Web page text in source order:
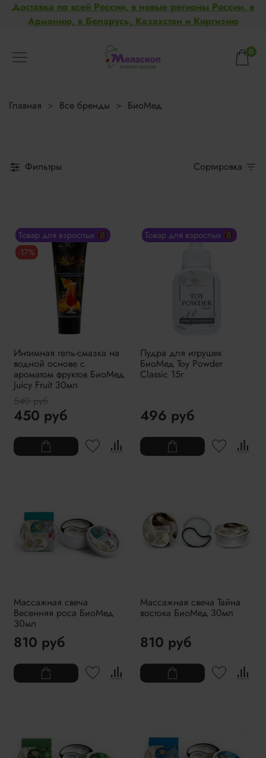
Доставка по всей России, в новые регионы России, в
Армению, в Беларусь, Казахстан и Киргизию
0
Главная Все бренды БиоМед
Фильтры Сортировка
Товар для взрослых 🔞
-17%
Интимная гель-смазка на
водной основе с
ароматом фруктов БиоМед
Juicy Fruit 30мл
540 руб
450 руб
Товар для взрослых 🔞
Пудра для игрушек
БиоМед Toy Powder
Classic 15г
496 руб
Массажная свеча
Весенняя роса БиоМед
30мл
810 руб
Массажная свеча Тайна
востока БиоМед 30мл
810 руб